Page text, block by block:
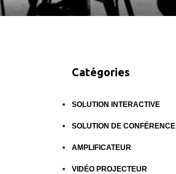
Catégories
SOLUTION INTERACTIVE
SOLUTION DE CONFÉRENCE
AMPLIFICATEUR
VIDÉO PROJECTEUR